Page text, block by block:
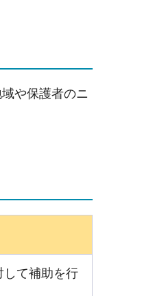
や保護者のニ
して補助を行